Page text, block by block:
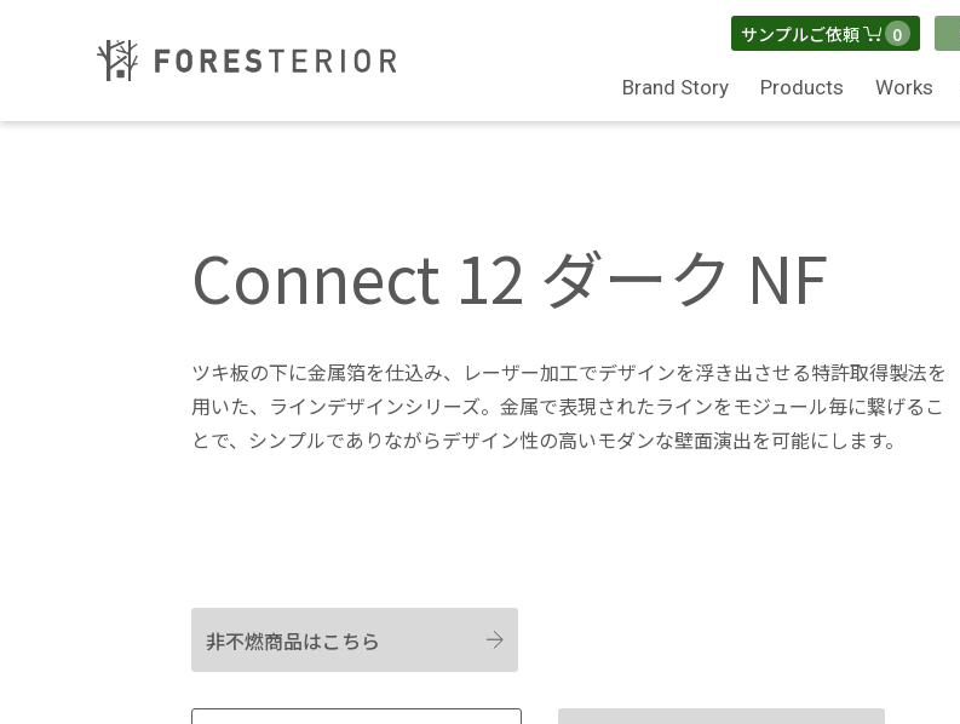
サンプルご依頼 0
Brand Story Products Works
Connect 12 ダーク NF
ツキ板の下に金属箔を仕込み、レーザー加工でデザインを浮き出させる特許取得製法を
用いた、ラインデザインシリーズ。金属で表現されたラインをモジュール毎に繋げるこ
とで、シンプルでありながらデザイン性の高いモダンな壁面演出を可能にします。
非不燃商品はこちら